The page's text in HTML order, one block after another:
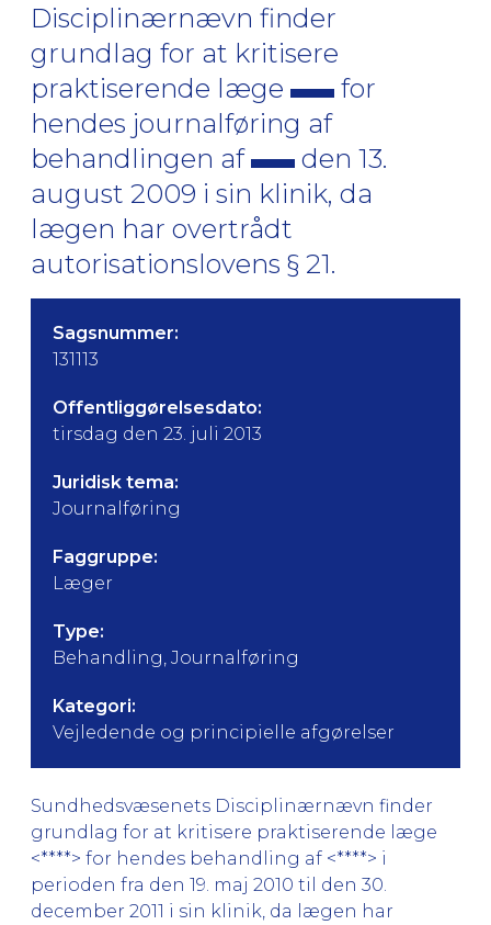
Disciplinærnævn finder
grundlag for at kritisere
praktiserende læge
for
hendes journalføring af
behandlingen af
den 13.
august 2009 i sin klinik, da
lægen har overtrådt
autorisationslovens § 21.
Sagsnummer:
131113
Offentliggørelsesdato:
tirsdag den 23. juli 2013
Juridisk tema:
Journalføring
Faggruppe:
Læger
Type:
Behandling, Journalføring
Kategori:
Vejledende og principielle afgørelser
Sundhedsvæsenets Disciplinærnævn finder
grundlag for at kritisere praktiserende læge
<****> for hendes behandling af <****> i
perioden fra den 19. maj 2010 til den 30.
december 2011 i sin klinik, da lægen har